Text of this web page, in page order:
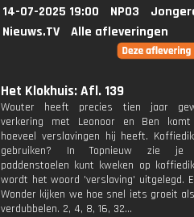
14-07-2025 19:00 NPO3
Nieuws.TV
Alle afleveringen
Het Klokhuis: Afl. 139
Wouter heeft precies tien jaar
verkering met Leonoor en Ben
hoeveel verslavingen hij heeft.
gebruiken? In Topnieuw zie
paddenstoelen kunt kweken op
wordt het woord 'verslaving' uitgelegd.
Wonder kijken we hoe snel iets groeit
verdubbelen. 2, 4, 8, 16, 32...